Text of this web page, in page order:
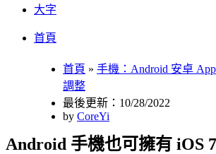
大字
首頁
首頁 » 手機：Android 安卓 App
調整
最後更新：10/28/2022
by CoreYi
Android 手機也可擁有 iOS